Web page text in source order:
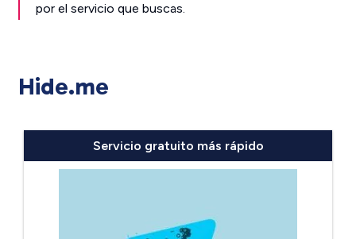
por el servicio que buscas.
Hide.me
Servicio gratuito más rápido